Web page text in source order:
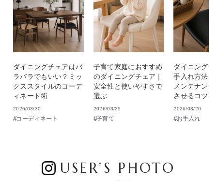
ダイニングチェアはバ
ラバラでもいい？ミッ
クススタイルのコーデ
ィネート術
2026/03/30
コーディネート
子育て家庭におすすめ
のダイニングチェア｜
安全性と使いやすさで
選ぶ
2026/03/25
子育て
ダイニング
手入れ方法｜
メンテナン
させるコツ
2026/03/20
お手入れ
USER’S PHOTO